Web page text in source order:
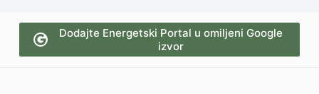
Dodajte Energetski Portal u omiljeni Google
izvor